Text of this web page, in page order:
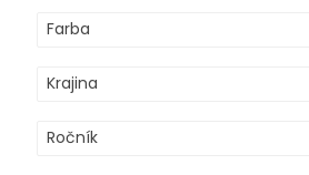
Farba
Krajina
Ročník